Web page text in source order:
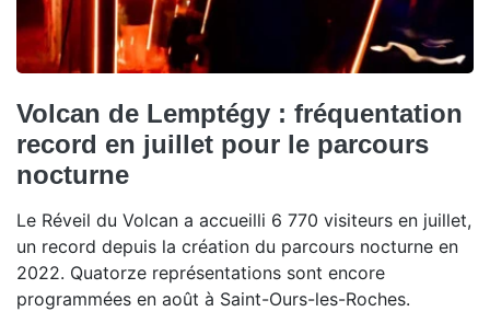
Volcan de Lemptégy : fréquentation
record en juillet pour le parcours
nocturne
Le Réveil du Volcan a accueilli 6 770 visiteurs en juillet,
un record depuis la création du parcours nocturne en
2022. Quatorze représentations sont encore
programmées en août à Saint-Ours-les-Roches.